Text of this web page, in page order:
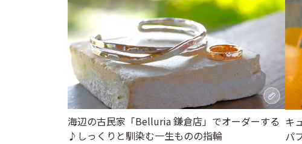
海辺の古民家「Belluria 鎌倉店」でオーダーする
♪しっくりと馴染む一生ものの指輪
キ
パ